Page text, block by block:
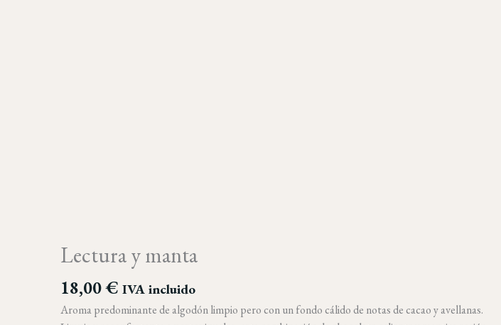
Lectura y manta
18,00€ IVA incluido
Aroma predominante de algodón limpio pero con un fondo cálido de notas de cacao y avellanas.
Lectura
manta
cantidad